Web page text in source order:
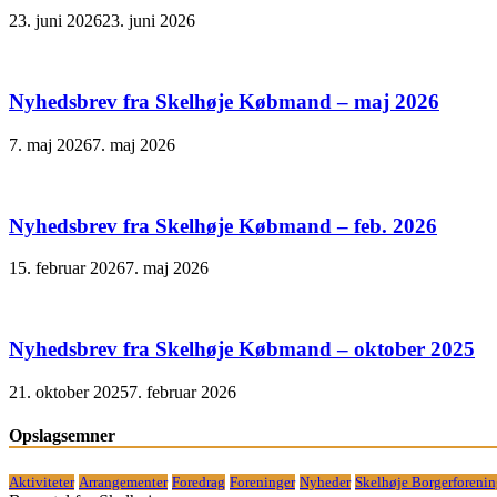
23. juni 202623. juni 2026
Nyhedsbrev fra Skelhøje Købmand – maj 2026
7. maj 20267. maj 2026
Nyhedsbrev fra Skelhøje Købmand – feb. 2026
15. februar 20267. maj 2026
Nyhedsbrev fra Skelhøje Købmand – oktober 2025
21. oktober 20257. februar 2026
Opslagsemner
Aktiviteter Arrangementer Foredrag Foreninger Nyheder Skelhøje